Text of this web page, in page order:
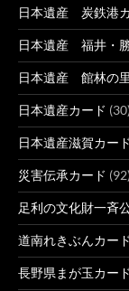
日本遺産 炭鉄港
日本遺産 福井・
日本遺産 館林の
日本遺産カード
日本遺産滋賀カード
災害伝承カード
足利の文化財一斉
道南れきぶんカード
長野県まが玉カード